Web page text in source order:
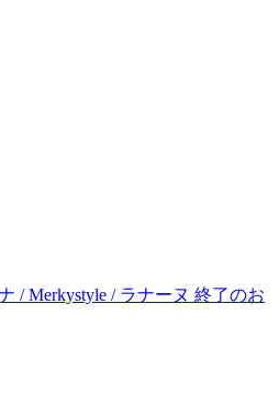
/ Merkystyle / ラナーヌ 終了のお